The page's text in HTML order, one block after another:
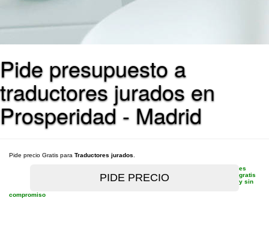
Pide presupuesto a
traductores jurados en
Prosperidad - Madrid
Pide precio Gratis para Traductores jurados
es
gratis
y sin
compromiso